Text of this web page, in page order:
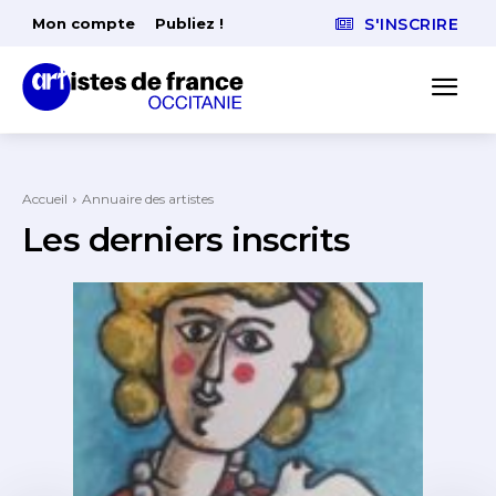
Mon compte Publiez ! S'INSCRIRE
Accueil Annuaire des artistes
Les derniers inscrits